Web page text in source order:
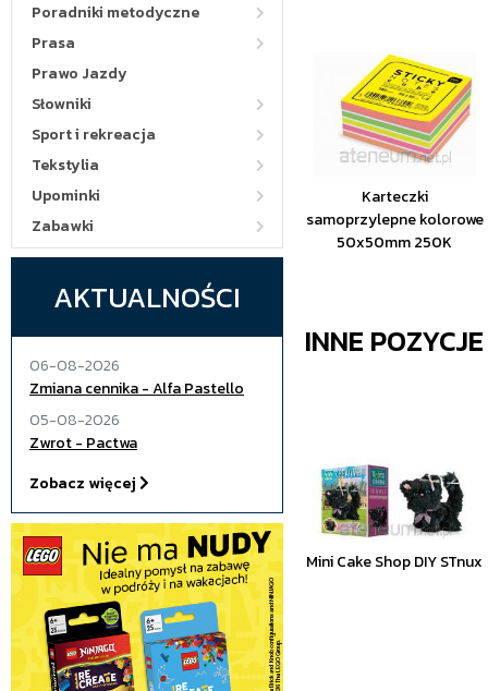
Poradniki metodyczne
Prasa
Prawo Jazdy
Słowniki
Sport i rekreacja
Tekstylia
Upominki
Zabawki
AKTUALNOŚCI
06-08-2026
Zmiana cennika - Alfa Pastello
05-08-2026
Zwrot - Pactwa
Zobacz więcej
Karteczki
samoprzylepne kolorowe
50x50mm 250K
INNE
Mini Cake Shop DIY STnux